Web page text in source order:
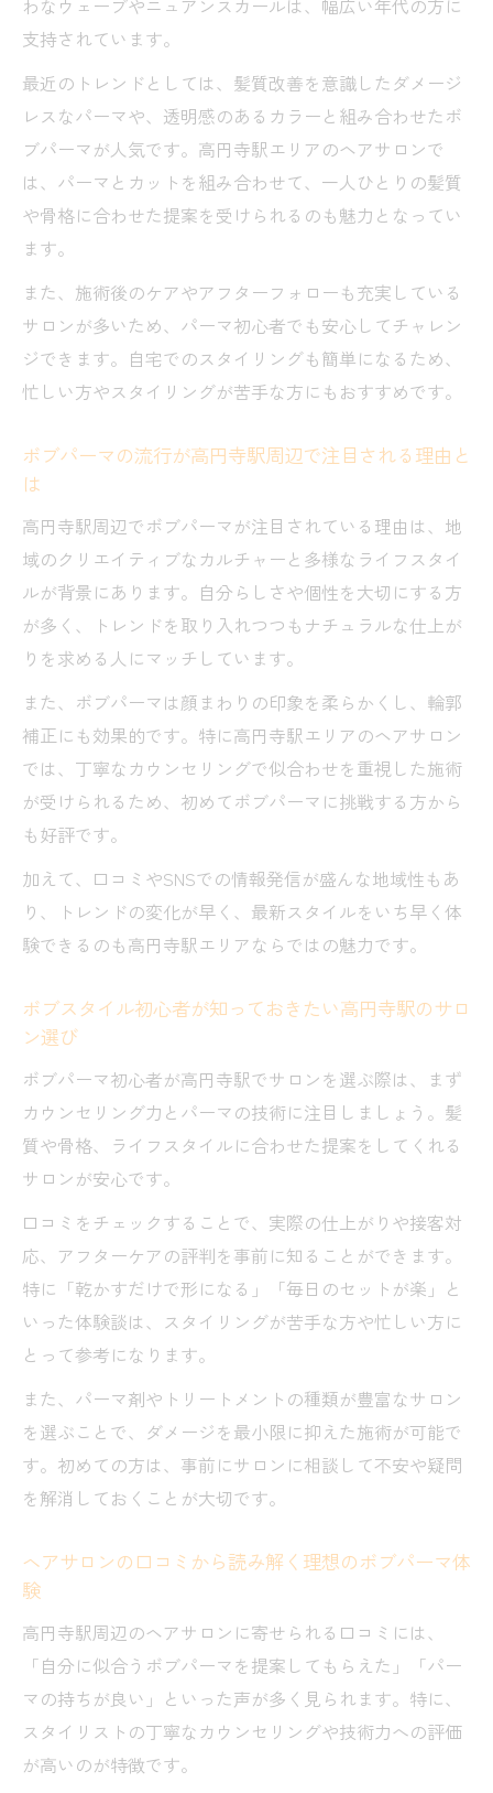
高円寺駅で選ばれるトレンドのボブシルエ
ボブパーマで叶える小顔見せシルエットの
ポイント
イント
ボブパーマでナチュラルにイメチェンする
比較
び
高円寺駅のサロンで満足度が高いパーマ術
の特徴
トレンド感溢れるボブアレンジ術とは
今すぐ真似したいボブパーマの簡単アレン
ジ術
ボブパーマで楽しむトレンドヘアアレンジ
特集
ボブがもっと可愛くなるアレンジのコツと
ポイント
パーマボブで印象アップ！日常使いアレン
ジ例
高円寺駅で人気のボブパーマアレンジをチ
髪質から選ぶ扱いやすいボブパーマ提案
ボブパーマが扱いやすくなる髪質改善のコ
ツ
ント
髪質に合わせたボブパーマの薬剤選定の重
要性
おしゃれ女子が注目するボブパーマ最新型
ザイン
ック
力
ボブパーマ最新型と相性抜群のヘアスタイ
ル例
支持されています。
最近のトレンドとしては、髪質改善を意識したダメージ
レスなパーマや、透明感のあるカラーと組み合わせたボ
ブパーマが人気です。高円寺駅エリアのヘアサロンで
は、パーマとカットを組み合わせて、一人ひとりの髪質
や骨格に合わせた提案を受けられるのも魅力となってい
ます。
また、施術後のケアやアフターフォローも充実している
サロンが多いため、パーマ初心者でも安心してチャレン
ジできます。自宅でのスタイリングも簡単になるため、
忙しい方やスタイリングが苦手な方にもおすすめです。
ボブパーマの流行が高円寺駅周辺で注目される理由と
は
高円寺駅周辺でボブパーマが注目されている理由は、地
域のクリエイティブなカルチャーと多様なライフスタイ
ルが背景にあります。自分らしさや個性を大切にする方
が多く、トレンドを取り入れつつもナチュラルな仕上が
りを求める人にマッチしています。
また、ボブパーマは顔まわりの印象を柔らかくし、輪郭
補正にも効果的です。特に高円寺駅エリアのヘアサロン
では、丁寧なカウンセリングで似合わせを重視した施術
が受けられるため、初めてボブパーマに挑戦する方から
も好評です。
加えて、口コミやSNSでの情報発信が盛んな地域性もあ
り、トレンドの変化が早く、最新スタイルをいち早く体
験できるのも高円寺駅エリアならではの魅力です。
ボブスタイル初心者が知っておきたい高円寺駅のサロ
ン選び
ボブパーマ初心者が高円寺駅でサロンを選ぶ際は、まず
カウンセリング力とパーマの技術に注目しましょう。髪
質や骨格、ライフスタイルに合わせた提案をしてくれる
サロンが安心です。
口コミをチェックすることで、実際の仕上がりや接客対
応、アフターケアの評判を事前に知ることができます。
特に「乾かすだけで形になる」「毎日のセットが楽」と
いった体験談は、スタイリングが苦手な方や忙しい方に
とって参考になります。
また、パーマ剤やトリートメントの種類が豊富なサロン
を選ぶことで、ダメージを最小限に抑えた施術が可能で
す。初めての方は、事前にサロンに相談して不安や疑問
を解消しておくことが大切です。
ヘアサロンの口コミから読み解く理想のボブパーマ体
験
高円寺駅周辺のヘアサロンに寄せられる口コミには、
「自分に似合うボブパーマを提案してもらえた」「パー
マの持ちが良い」といった声が多く見られます。特に、
スタイリストの丁寧なカウンセリングや技術力への評価
が高いのが特徴です。